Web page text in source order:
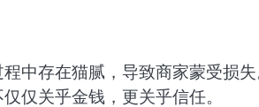
中存在猫腻，导致商家蒙受损
仅关乎金钱，更关乎信任。